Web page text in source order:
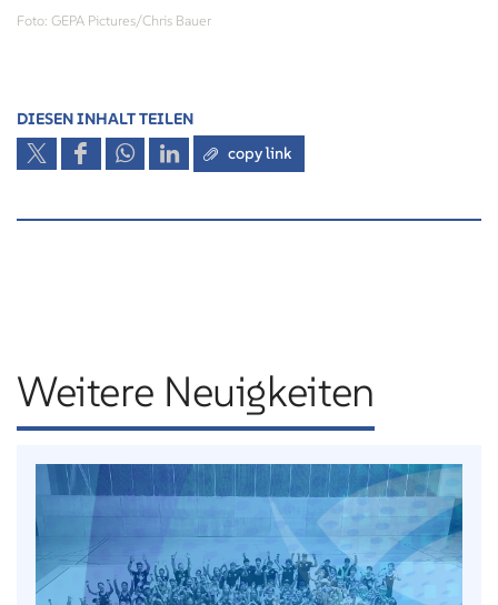
Foto: GEPA Pictures/Chris Bauer
DIESEN INHALT TEILEN
copy link
Weitere Neuigkeiten